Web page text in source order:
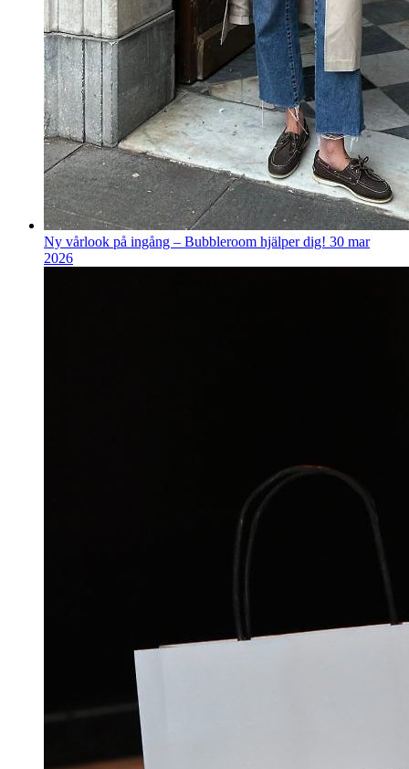
Ny vårlook på ingång – Bubbleroom hjälper dig! 30 mar
2026